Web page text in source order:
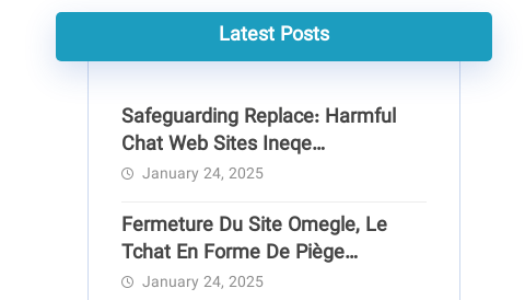
Latest Posts
Safeguarding Replace: Harmful
Chat Web Sites Ineqe
Safeguarding Group
January 24, 2025
Fermeture Du Site Omegle, Le
Tchat En Forme De Piège
Pédocriminel
January 24, 2025